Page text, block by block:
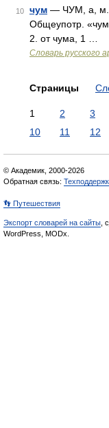
10 чум — ЧУМ, а, м.
Общеупотр.
2. от чума, 1 …
Словарь русского
Страницы
1 2 3
10
11 12
© Академик, 2000-2026
Обратная связь:
👣 Путешествия
Экспорт словарей на сайты ,
WordPress, MODx.